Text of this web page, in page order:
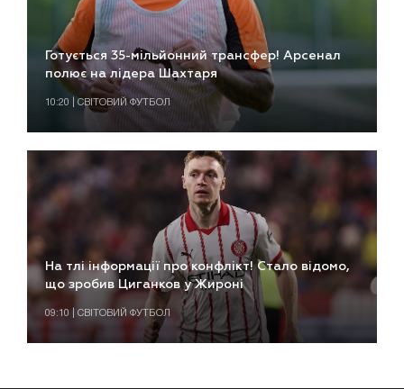
Готується 35-мільйонний трансфер! Арсенал
полює на лідера Шахтаря
10:20 | СВІТОВИЙ ФУТБОЛ
На тлі інформації про конфлікт! Стало відомо,
що зробив Циганков у Жироні
09:10 | СВІТОВИЙ ФУТБОЛ